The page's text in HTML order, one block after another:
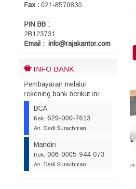
Fax : 021-8570830
PIN BB :
2B123731
Email : info@rajakantor.com
INFO BANK
Pembayaran melalui
rekening bank berikut ini:
BCA
Rek. 629-000-7613
An. Dedi Surachman
Mandiri
Rek. 006-0005-944-073
An. Dedi Surachman